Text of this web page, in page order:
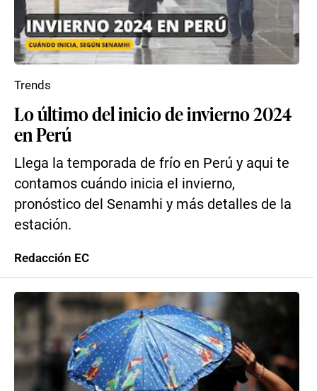
Lo último del inicio de invierno 2024
en Perú
Llega la temporada de frío en Perú y aqui te
contamos cuándo inicia el invierno,
pronóstico del Senamhi y más detalles de la
estación.
Trends
Redacción EC